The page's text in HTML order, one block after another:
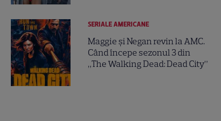
SERIALE AMERICANE
Maggie și Negan revin la AMC.
Când începe sezonul 3 din
„The Walking Dead: Dead City”